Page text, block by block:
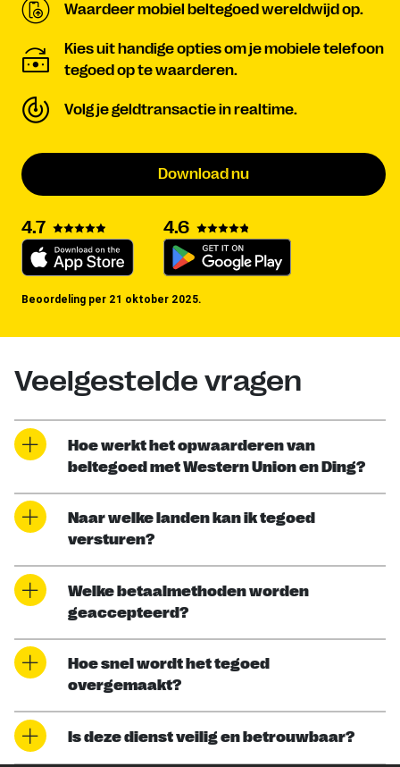
Waardeer mobiel beltegoed wereldwijd op.
Kies uit handige opties om je mobiele telefoon
tegoed op te waarderen.
Volg je geldtransactie in realtime.
Download nu
4.7 4.6
Beoordeling per 21 oktober 2025.
Veelgestelde vragen
Hoe werkt het opwaarderen van
beltegoed met Western Union en Ding?
Naar welke landen kan ik tegoed
versturen?
Welke betaalmethoden worden
geaccepteerd?
Hoe snel wordt het tegoed
overgemaakt?
Is deze dienst veilig en betrouwbaar?